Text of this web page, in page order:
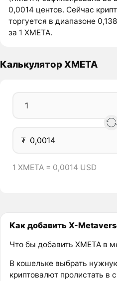
0,0014 центов. Сейчас
торгуется в диапазоне
за 1 XMETA.
Калькулятор XMETA
₮
1 XMETA = 0,0014 USD
Как добавить X-
Что бы добавить XMETA в
В кошельке выбрать
криптовалют пролистать в